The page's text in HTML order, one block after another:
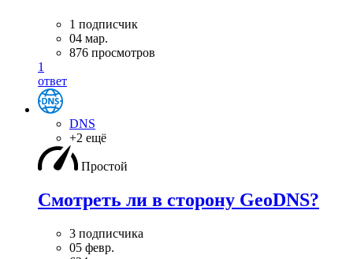
1 подписчик
04 мар.
876 просмотров
1
ответ
DNS
+2 ещё
Простой
Смотреть ли в сторону GeoDNS?
3 подписчика
05 февр.